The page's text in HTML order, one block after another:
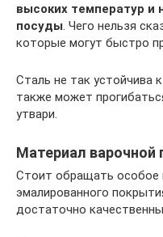
высоких температур и
посуды. Чего нельзя
которые могут быстро
Сталь не так устойчива
также может
утвари.
Материал варочной
Стоит обращать особое
эмалированного
достаточно